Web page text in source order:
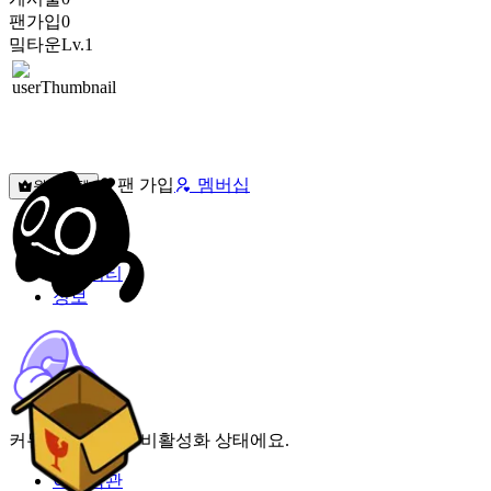
팬가입0
밐타운Lv.1
원픽선택 팬 가입 멤버십
밐타운
피드
커뮤니티
정보
커뮤니티 기능이 비활성화 상태에요.
이용약관